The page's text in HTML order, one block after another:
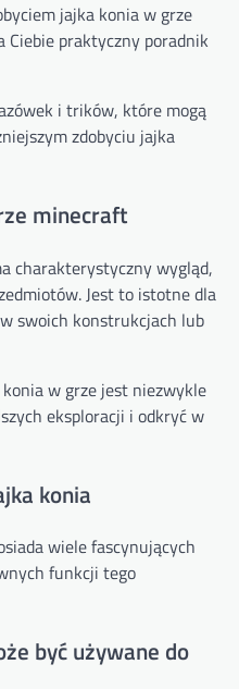
jajka konia w grze
praktyczny poradnik
i trików, które mogą
zdobyciu jajka
minecraft
charakterystyczny wygląd,
Jest to istotne dla
swoich konstrukcjach lub
w grze jest niezwykle
eksploracji i odkryć w
konia
wiele fascynujących
funkcji tego
być używane do